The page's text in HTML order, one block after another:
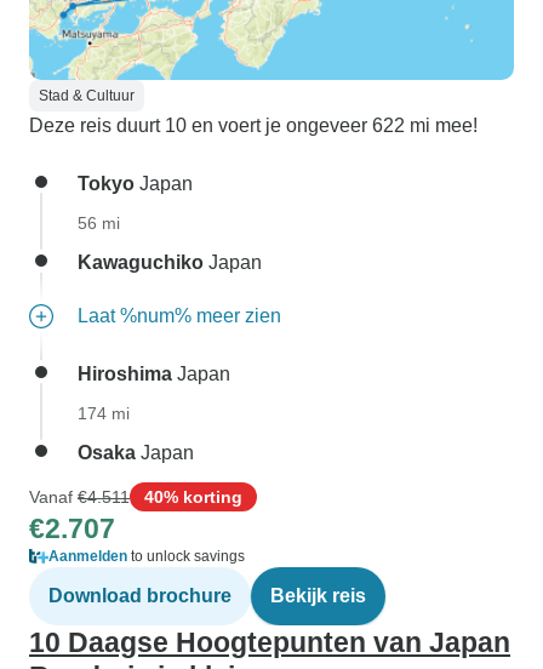
Stad & Cultuur
Deze reis duurt 10 en voert je ongeveer 622 mi mee!
Tokyo Japan
56 mi
Kawaguchiko Japan
Laat %num% meer zien
Hiroshima Japan
174 mi
Osaka Japan
Vanaf €4.511 40% korting
€2.707
Aanmelden to unlock savings
Download brochure Bekijk reis
10 Daagse Hoogtepunten van Japan